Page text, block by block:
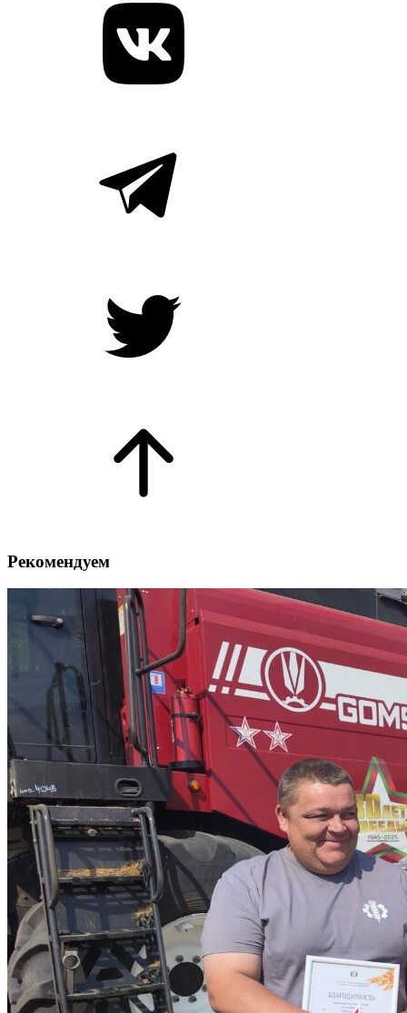
Рекомендуем